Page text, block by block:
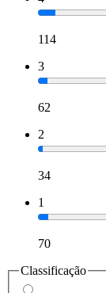
114
3
62
2
34
1
70
Classificação